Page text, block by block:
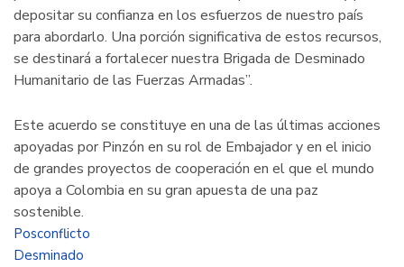
depositar su confianza en los esfuerzos de nuestro país
para abordarlo. Una porción significativa de estos recursos,
se destinará a fortalecer nuestra Brigada de Desminado
Humanitario de las Fuerzas Armadas”.
Este acuerdo se constituye en una de las últimas acciones
apoyadas por Pinzón en su rol de Embajador y en el inicio
de grandes proyectos de cooperación en el que el mundo
apoya a Colombia en su gran apuesta de una paz
sostenible.
Posconflicto
Desminado